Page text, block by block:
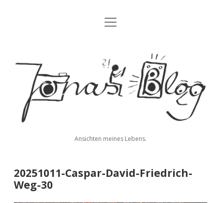
Blog
Kontakt
Impressum
Menü
Jonas'
Blog
Ansichten meines Lebens.
20251011-Caspar-David-Friedrich-
Weg-30